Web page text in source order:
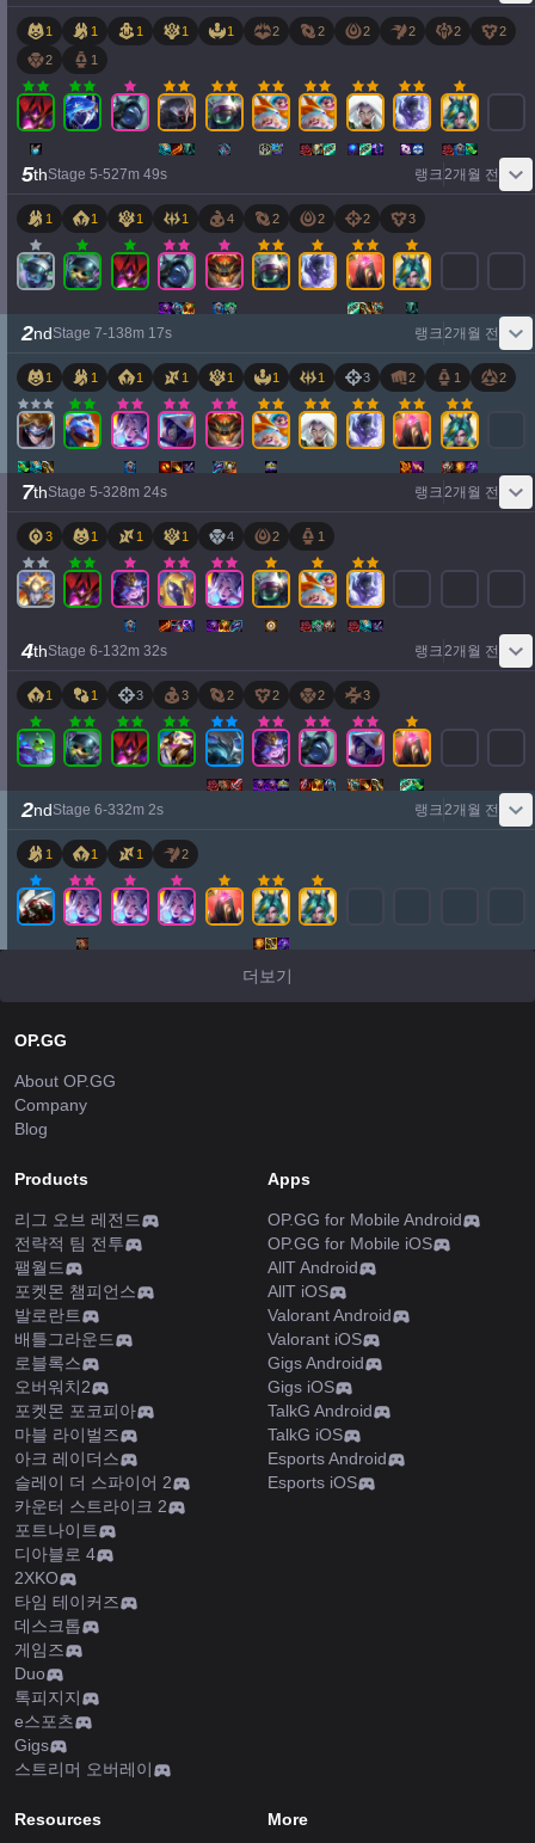
1 1 1 1 1 2 2 2 2 2
2
2
1
5thStage 5-527m 49s 랭크2개월 전
1 1 1 1 4 2 2 2 3
2ndStage 7-138m 17s 랭크2개월 전
1 1 1 1 1 1 1 3 2 1 2
7thStage 5-328m 24s 랭크2개월 전
3 1 1 1 4 2 1
4thStage 6-132m 32s 랭크2개월 전
1 1 3 3 2 2 2 3
2ndStage 6-332m 2s 랭크2개월 전
1 1 1 2
더보기
OP.GG
About OP.GG
Company
Blog
Products
리그 오브 레전드
전략적 팀 전투
팰월드
포켓몬 챔피언스
발로란트
배틀그라운드
로블록스
오버워치2
포켓몬 포코피아
마블 라이벌즈
아크 레이더스
슬레이 더 스파이어 2
카운터 스트라이크 2
포트나이트
디아블로 4
2XKO
타임 테이커즈
데스크톱
게임즈
Duo
톡피지지
e스포츠
Gigs
스트리머 오버레이
Apps
OP.GG for Mobile Android
OP.GG for Mobile iOS
AllT Android
AllT iOS
Valorant Android
Valorant iOS
Gigs Android
Gigs iOS
TalkG Android
TalkG iOS
Esports Android
Esports iOS
Resources More